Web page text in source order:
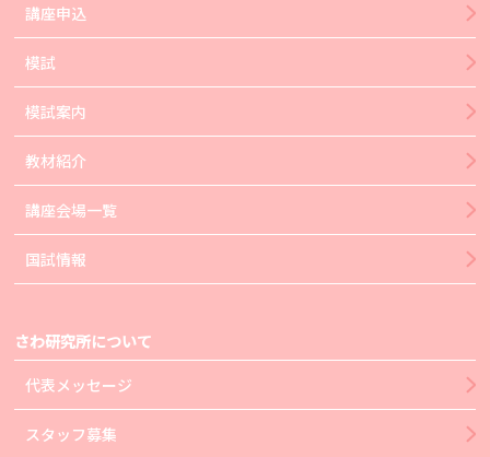
講座申込
模試
模試案内
教材紹介
講座会場一覧
国試情報
さわ研究所について
代表メッセージ
スタッフ募集